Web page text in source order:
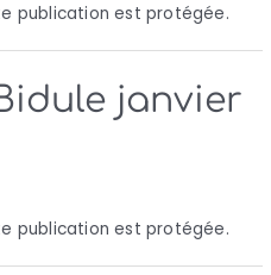
publication est protégée.
janvier
publication est protégée.